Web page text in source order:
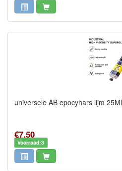
universele AB epocyhars lijm 25Ml
€7,50
Voorraad:3